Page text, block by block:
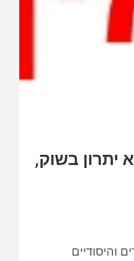
יתרון בשוק,
והיסודיים